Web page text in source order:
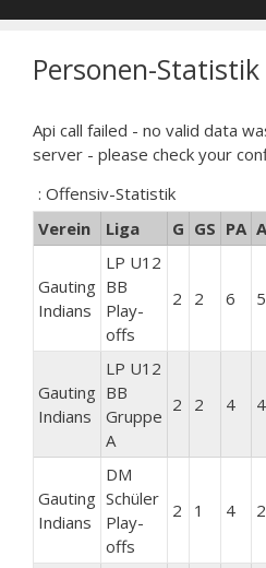
Personen-Statistik
Api call failed - no valid data
server - please check your
: Offensiv-Statistik
Verein
Liga G GS PA
Gauting
Indians
LP U12
BB
Play-
offs
2 2 6 5
Gauting
Indians
LP U12
BB
Gruppe
A
2 2 4 4
Gauting
Indians
DM
Schüler
Play-
offs
2 1 4 2